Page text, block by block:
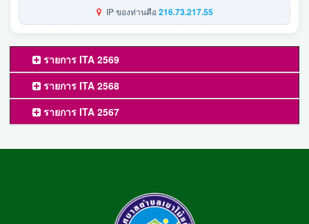
IP ของท่านคือ216.73.217.55
รายการ ITA 2569
รายการ ITA 2568
รายการ ITA 2567